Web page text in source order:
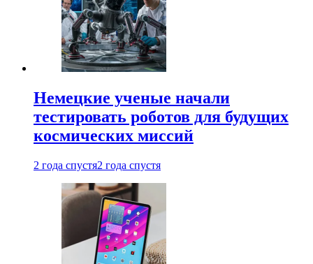
Немецкие ученые начали
тестировать роботов для будущих
космических миссий
2 года спустя2 года спустя